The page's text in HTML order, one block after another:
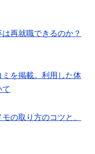
再就職できるのか？
を掲載。利用した体
て
の取り方のコツと、